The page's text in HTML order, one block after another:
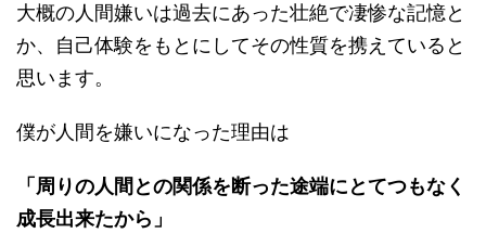
大概の人間嫌いは過去にあった壮絶で凄惨な記憶と
か、自己体験をもとにしてその性質を携えていると
思います。
僕が人間を嫌いになった理由は
「周りの人間との関係を断った途端にとてつもなく
成長出来たから」